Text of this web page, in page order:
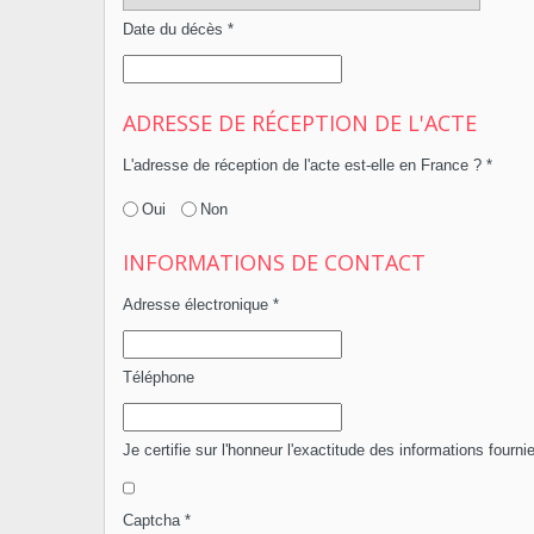
RISQUES MAJEURS (DICRIM)
Date du décès *
ADRESSE DE RÉCEPTION DE L'ACTE
L'adresse de réception de l'acte est-elle en France ? *
Oui Non
INFORMATIONS DE CONTACT
Adresse électronique *
Téléphone
Je certifie sur l'honneur l'exactitude des informations
Captcha*